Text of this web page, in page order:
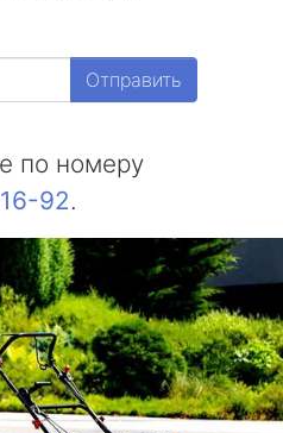
Отправить
по номеру
92.